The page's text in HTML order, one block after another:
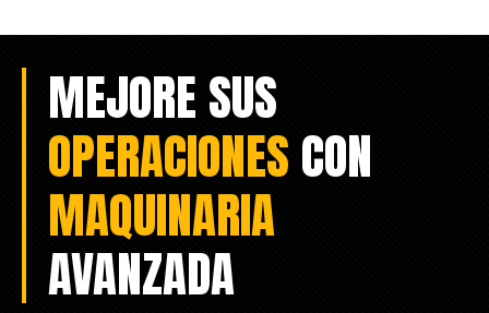
MEJORE SUS
OPERACIONESCON
MAQUINARIA
AVANZADA